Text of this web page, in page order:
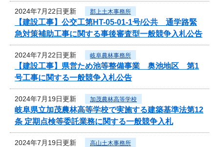
2024年7月22日更新 郡上土木事務所
【建設工事】公交工第HT-05-01-1号/公共 通学路緊
急対策補助工事に関する事後審査型一般競争入札公告
2024年7月22日更新 岐阜農林事務所
【建設工事】県営ため池等整備事業 奥池地区 第1
号工事に関する一般競争入札公告
2024年7月19日更新 加茂農林高等学校
岐阜県立加茂農林高等学校で実施する建築基準法第12
条 定期点検等委託業務に関する一般競争入札
2024年7月19日更新 高山土木事務所